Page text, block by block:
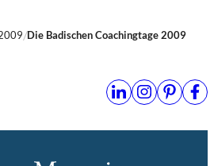
Die Badischen Coachingtage 2009